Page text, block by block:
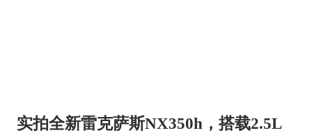
实拍全新雷克萨斯NX350h，搭载2.5L